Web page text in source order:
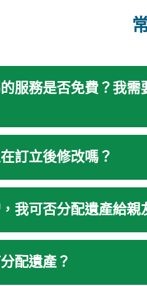
服務是否免費？我
訂立後修改嗎？
我可否分配遺產給親
配遺產？